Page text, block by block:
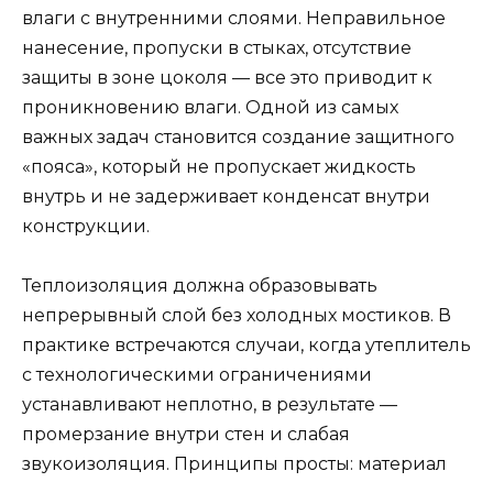
влаги с внутренними слоями. Неправильное
нанесение, пропуски в стыках, отсутствие
защиты в зоне цоколя — все это приводит к
проникновению влаги. Одной из самых
важных задач становится создание защитного
«пояса», который не пропускает жидкость
внутрь и не задерживает конденсат внутри
конструкции.
Теплоизоляция должна образовывать
непрерывный слой без холодных мостиков. В
практике встречаются случаи, когда утеплитель
с технологическими ограничениями
устанавливают неплотно, в результате —
промерзание внутри стен и слабая
звукоизоляция. Принципы просты: материал